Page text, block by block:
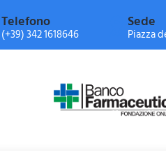
Telefono
(+39) 342 1618646
Sede
Piazza